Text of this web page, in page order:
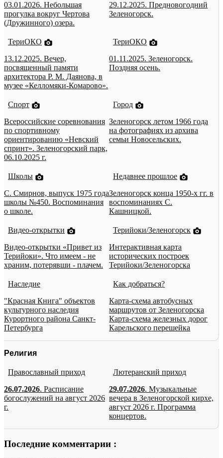
03.01.2026. Небольшая
прогулка вокруг Чертова
(Дружинного) озера.
29.12.2025. Предновогодний
Зеленогорск.
ТериОКО
13.12.2025. Вечер,
посвященный памяти
архитектора Р. М. Даянова, в
музее «Келломяки-Комарово».
ТериОКО
01.11.2025. Зеленогорск.
Поздняя осень.
Спорт
Всероссийские соревнования
по спортивному
ориентированию «Невский
спринт». Зеленогорский парк,
06.10.2025 г.
Город
Зеленогорск летом 1966 года
на фотографиях из архива
семьи Новосельских.
Школы
С. Смирнов, выпуск 1975 года
школы №450. Воспоминания
о школе.
Недавнее прошлое
Зеленогорск конца 1950-х гг. в
воспоминаниях С.
Кашницкой.
Видео-открытки
Видео-открытки «Привет из
Терийоки». Что имеем - не
храним, потерявши - плачем.
Терийоки/Зеленогорск
Интерактивная карта
исторических построек
Терийоки/Зеленогорска
Наследие
"Красная Книга" объектов
культурного наследия
Курортного района Санкт-
Петербурга
Как добраться?
Карта-схема автобусных
маршрутов от Зеленогорска
Карта-схема железных дорог
Карельского перешейка
Религия
Православный приход
26.07.2026. Расписание
богослужений на август 2026
г.
Лютеранский приход
29.07.2026. Музыкальные
вечера в Зеленогорской кирхе,
август 2026 г. Программа
концертов.
Последние комментарии :